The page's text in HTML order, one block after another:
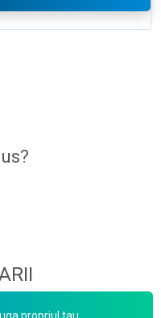
propriul tau